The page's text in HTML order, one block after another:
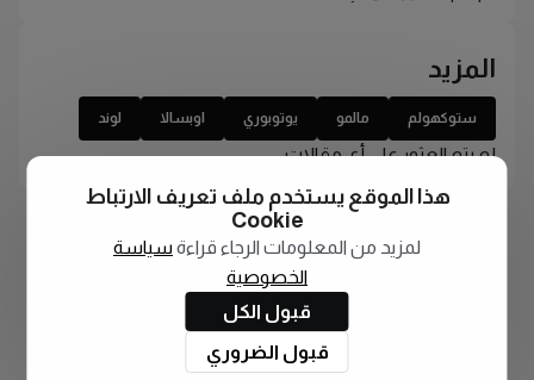
المزيد
ستوكهولم مالمو يوتوبوري اوبسالا لوند
لم يتم العثور على أي مقالات
هذا الموقع يستخدم ملف تعريف الارتباط
Cookie
لمزيد من المعلومات الرجاء قراءة سياسة
الخصوصية
قبول الكل
قبول الضروري